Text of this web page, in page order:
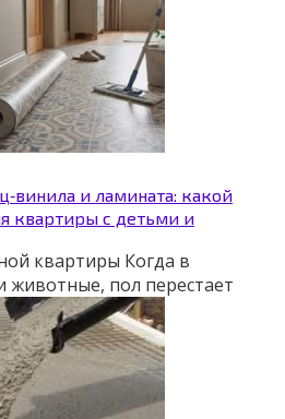
и ламината: какой
квартиры с детьми и
квартиры Когда в
животные, пол перестает